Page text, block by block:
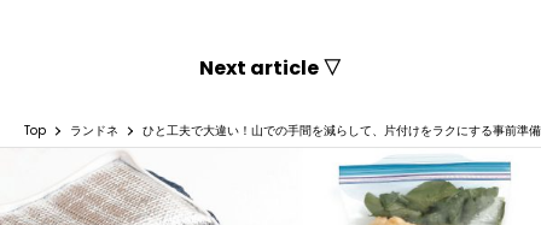
Next article ▽
Top ランドネ ひと工夫で大違い！山での手間を減らして、片付けをラクにする事前準